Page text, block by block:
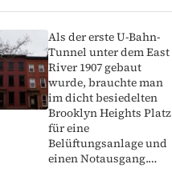
Als der erste U-Bahn-
Tunnel unter dem East
River 1907 gebaut
wurde, brauchte man
im dicht besiedelten
Brooklyn Heights Platz
für eine
Belüftungsanlage und
einen Notausgang.…